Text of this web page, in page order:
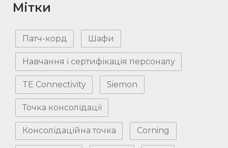
Мітки
Патч-корд Шафи
Навчання і сертифікація персоналу
TE Connectivity Siemon
Точка консолідації
Консолідаційна точка Corning